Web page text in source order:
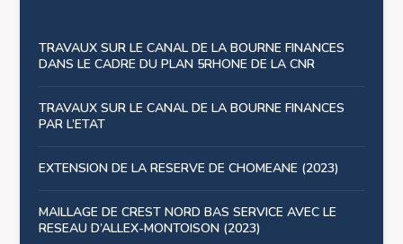
TRAVAUX SUR LE CANAL DE LA BOURNE FINANCES
DANS LE CADRE DU PLAN 5RHONE DE LA CNR
TRAVAUX SUR LE CANAL DE LA BOURNE FINANCES
PAR L’ETAT
EXTENSION DE LA RESERVE DE CHOMEANE (2023)
MAILLAGE DE CREST NORD BAS SERVICE AVEC LE
RESEAU D’ALLEX-MONTOISON (2023)